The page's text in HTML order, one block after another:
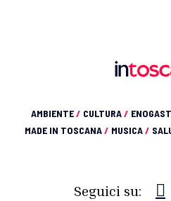
AMBIENTE/ CULTURA/
MADE IN TOSCANA/ MUSICA/
Seguici su: